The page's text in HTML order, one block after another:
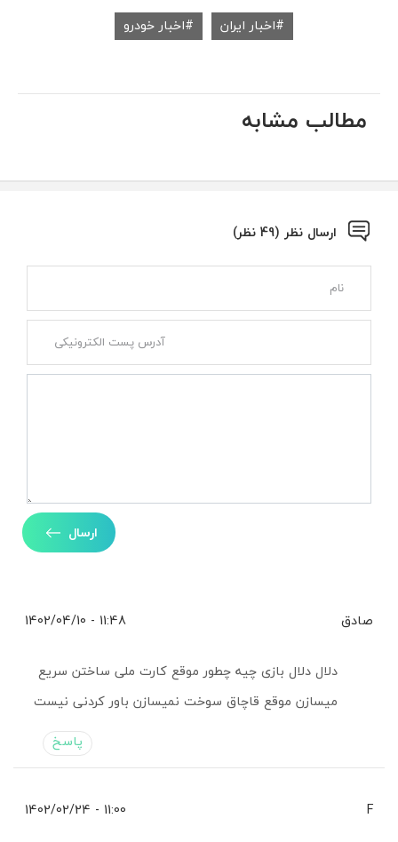
اخبار ایران اخبار خودرو
مطالب مشابه
ارسال نظر (49 نظر)
ارسال
صادق 11:48 - 1402/04/10
دلال دلال بازی چیه چطور موقع کارت ملی ساختن سریع
میسازن موقع قاچاق سوخت نمیسازن باور کردنی نیست
پاسخ
F
11:00 - 1402/02/24